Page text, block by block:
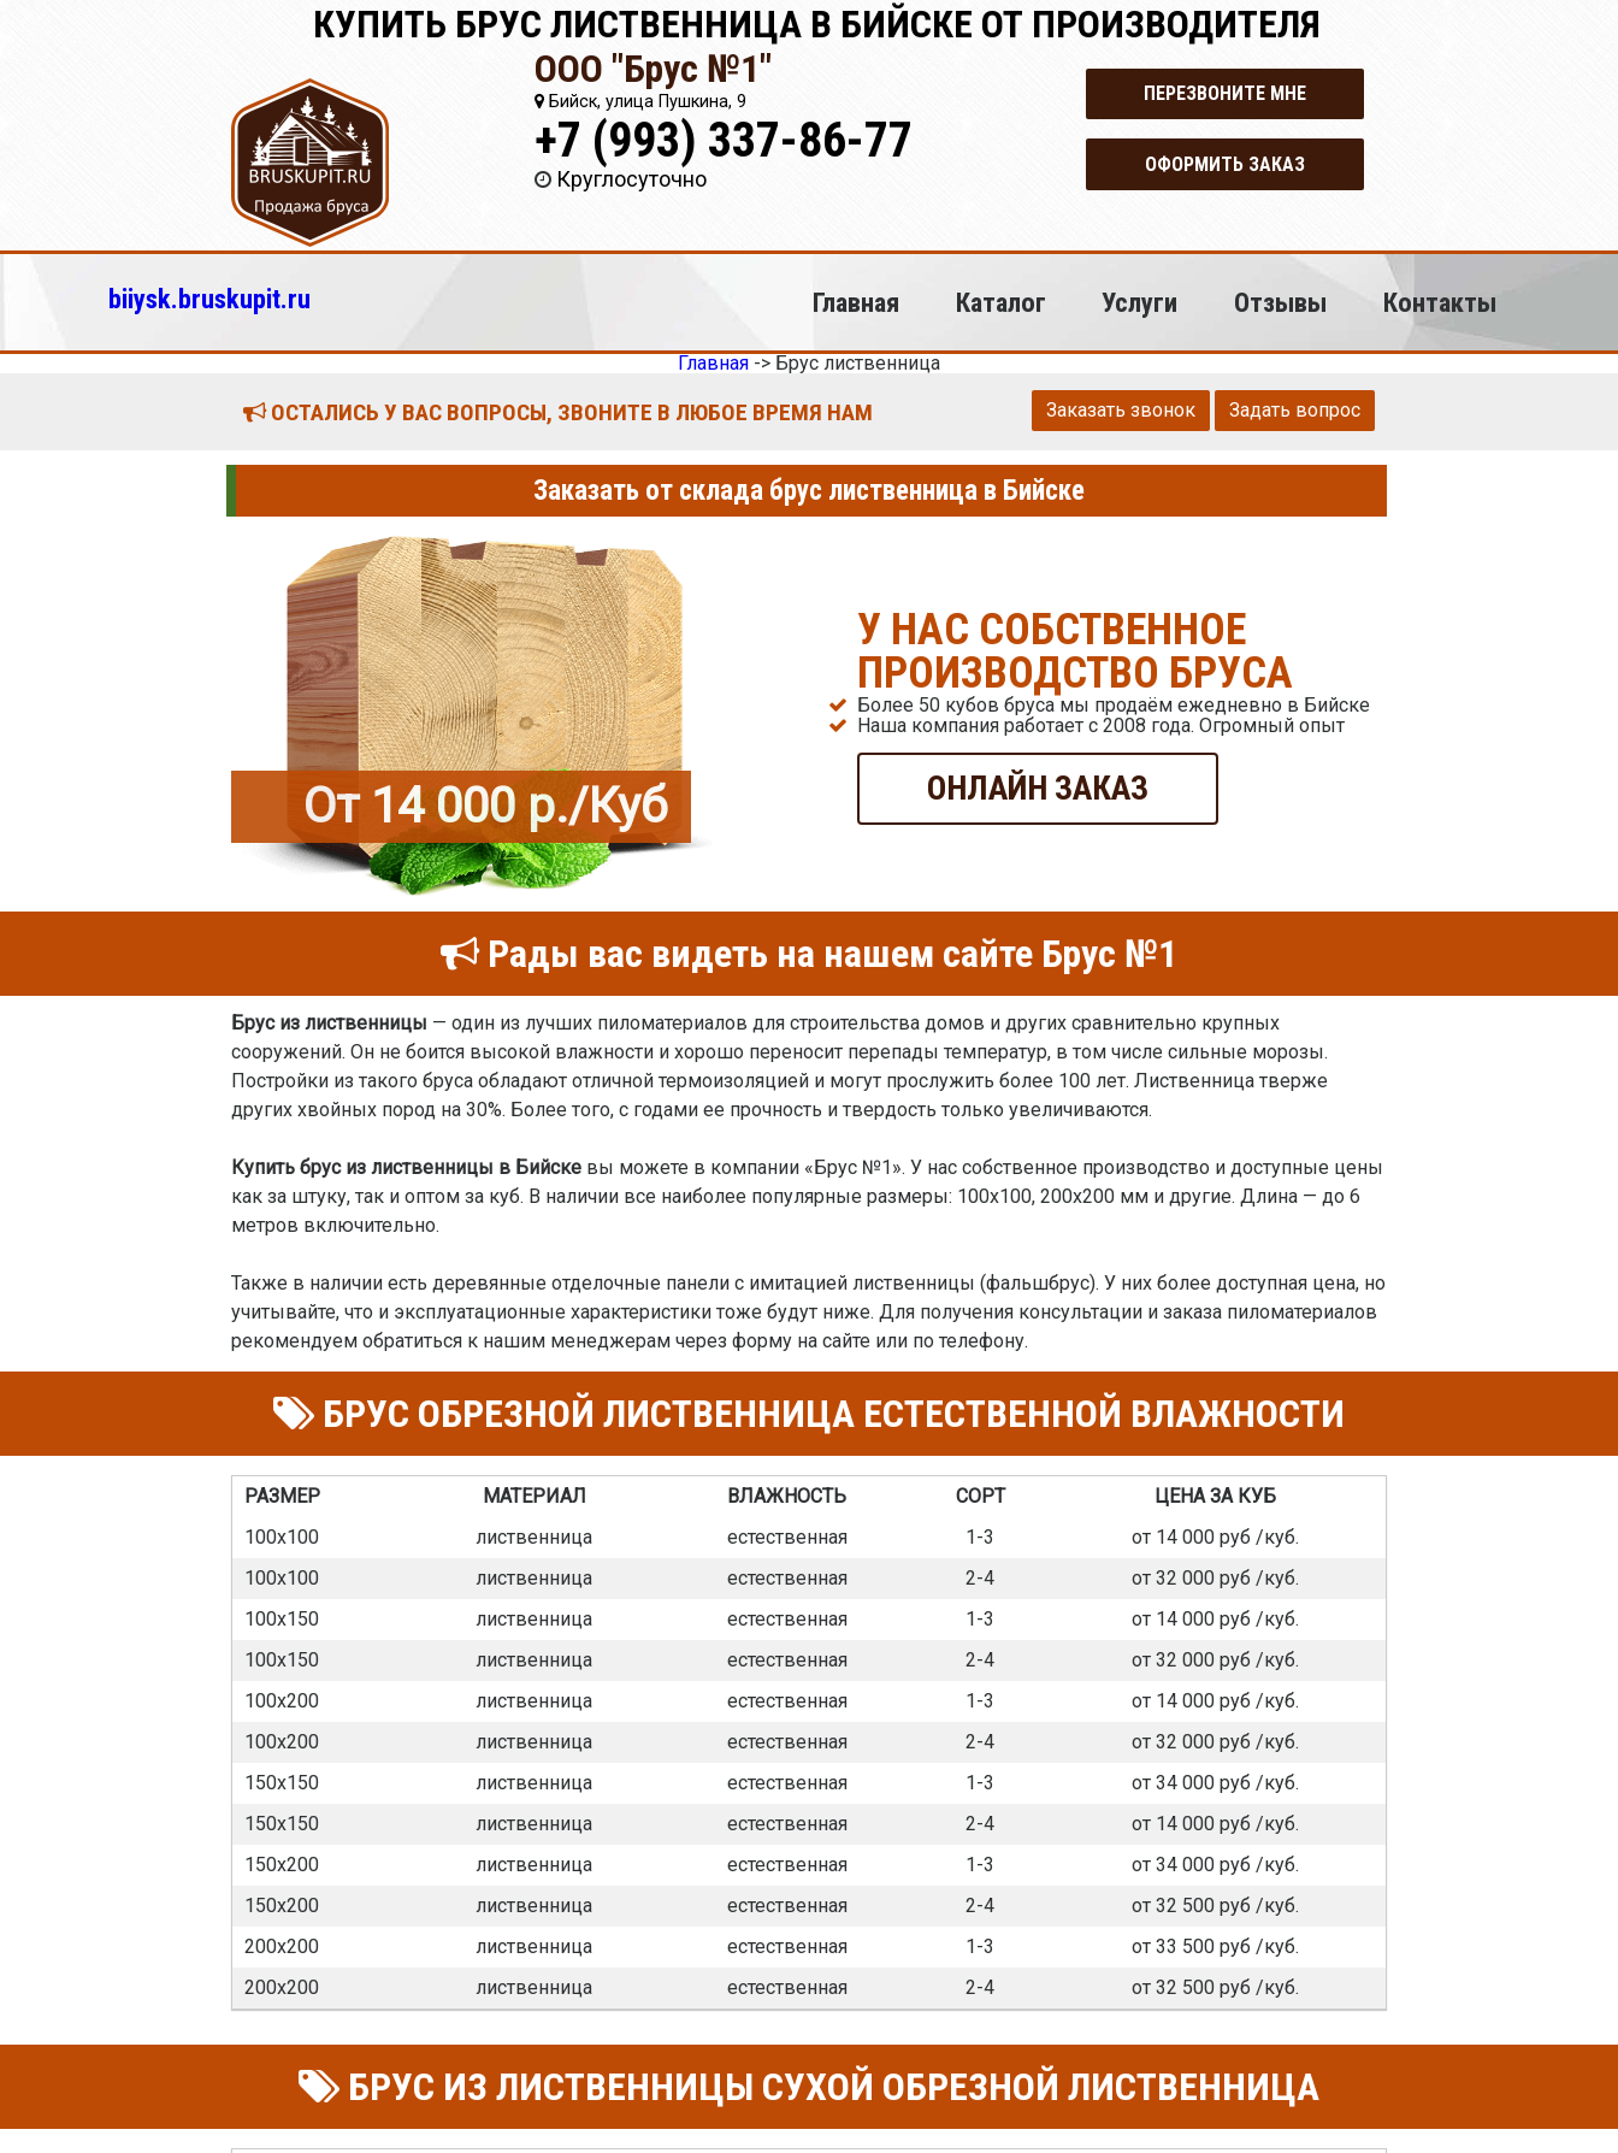
КУПИТЬ БРУС ЛИСТВЕННИЦА В БИЙСКЕ ОТ ПРОИЗВОДИТЕЛЯ
ООО "Брус №1"
Бийск, улица Пушкина, 9
+7 (993) 337-86-77
Круглосуточно
ПЕРЕЗВОНИТЕ МНЕ
ОФОРМИТЬ ЗАКАЗ
biiysk.bruskupit.ru Главная Каталог Услуги Отзывы Контакты
Главная -> Брус лиственница
ОСТАЛИСЬ У ВАС ВОПРОСЫ, ЗВОНИТЕ В ЛЮБОЕ ВРЕМЯ НАМ Заказать звонок Задать вопрос
Заказать от склада брус лиственница в Бийске
От 14 000 р./Куб
У НАС СОБСТВЕННОЕ
ПРОИЗВОДСТВО БРУСА
Более 50 кубов бруса мы продаём ежедневно в Бийске
Наша компания работает с 2008 года. Огромный опыт
ОНЛАЙН ЗАКАЗ
Рады вас видеть на нашем сайте Брус №1
Брус из лиственницы — один из лучших пиломатериалов для строительства домов и других сравнительно крупных
сооружений. Он не боится высокой влажности и хорошо переносит перепады температур, в том числе сильные морозы.
Постройки из такого бруса обладают отличной термоизоляцией и могут прослужить более 100 лет. Лиственница тверже
других хвойных пород на 30%. Более того, с годами ее прочность и твердость только увеличиваются.
Купить брус из лиственницы в Бийске вы можете в компании «Брус №1». У нас собственное производство и доступные цены
как за штуку, так и оптом за куб. В наличии все наиболее популярные размеры: 100х100, 200x200 мм и другие. Длина — до 6
метров включительно.
Также в наличии есть деревянные отделочные панели с имитацией лиственницы (фальшбрус). У них более доступная цена, но
учитывайте, что и эксплуатационные характеристики тоже будут ниже. Для получения консультации и заказа пиломатериалов
рекомендуем обратиться к нашим менеджерам через форму на сайте или по телефону.
БРУС ОБРЕЗНОЙ ЛИСТВЕННИЦА ЕСТЕСТВЕННОЙ ВЛАЖНОСТИ
РАЗМЕР МАТЕРИАЛ ВЛАЖНОСТЬ СОРТ
ЦЕНА ЗА КУБ
100х100
лиственница естественная 1-3
от 14 000 руб /куб.
100х100
лиственница естественная 2-4
от 32 000 руб /куб.
100х150
лиственница естественная 1-3
от 14 000 руб /куб.
100х150
лиственница естественная 2-4
от 32 000 руб /куб.
100х200
лиственница естественная 1-3
от 14 000 руб /куб.
100х200
лиственница естественная 2-4
от 32 000 руб /куб.
150х150
лиственница естественная 1-3
от 34 000 руб /куб.
150х150
лиственница естественная 2-4
от 14 000 руб /куб.
150х200
лиственница естественная 1-3
от 34 000 руб /куб.
150х200
лиственница естественная 2-4
от 32 500 руб /куб.
200х200
лиственница естественная 1-3
от 33 500 руб /куб.
200х200
лиственница естественная 2-4 от 32 500 руб /куб.
БРУС ИЗ ЛИСТВЕННИЦЫ СУХОЙ ОБРЕЗНОЙ ЛИСТВЕННИЦА